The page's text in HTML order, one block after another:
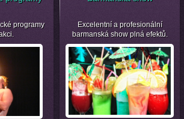
programy
Excelentní a profesionální
barmanská show plná efektů.